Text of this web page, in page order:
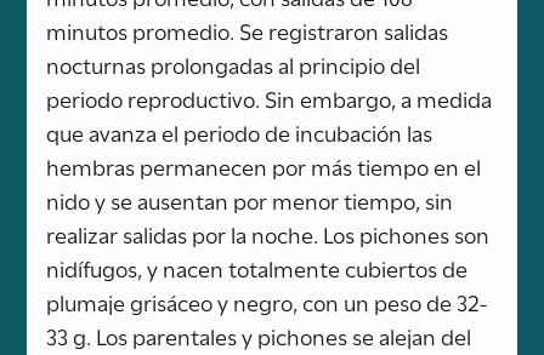
minutos promedio. Se registraron salidas
nocturnas prolongadas al principio del
periodo reproductivo. Sin embargo, a medida
que avanza el periodo de incubación las
hembras permanecen por más tiempo en el
nido y se ausentan por menor tiempo, sin
realizar salidas por la noche. Los pichones son
nidífugos, y nacen totalmente cubiertos de
plumaje grisáceo y negro, con un peso de 32-
33 g. Los parentales y pichones se alejan del